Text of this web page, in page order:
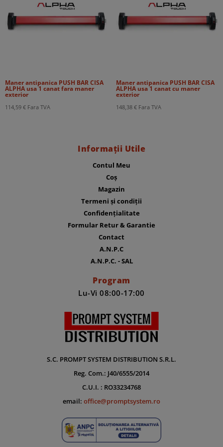
Maner antipanica PUSH BAR CISA
ALPHA usa 1 canat fara maner
exterior
114,59 € Fara TVA
Maner antipanica PUSH BAR CISA
ALPHA usa 1 canat cu maner
exterior
148,38 € Fara TVA
Informații Utile
Contul Meu
Coș
Magazin
Termeni și condiții
Confidențialitate
Formular Retur & Garantie
Contact
A.N.P.C
A.N.P.C. - SAL
Program
Lu-Vi 08:00-17:00
S.C. PROMPT SYSTEM DISTRIBUTION S.R.L.
Reg. Com.: J40/6555/2014
C.U.I. : RO33234768
email: office@promptsystem.ro